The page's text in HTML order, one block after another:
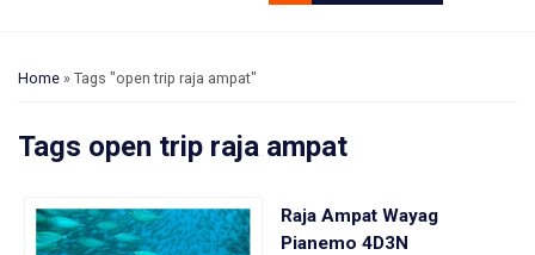
Home » Tags "open trip raja ampat"
Tags open trip raja ampat
Raja Ampat Wayag
Pianemo 4D3N